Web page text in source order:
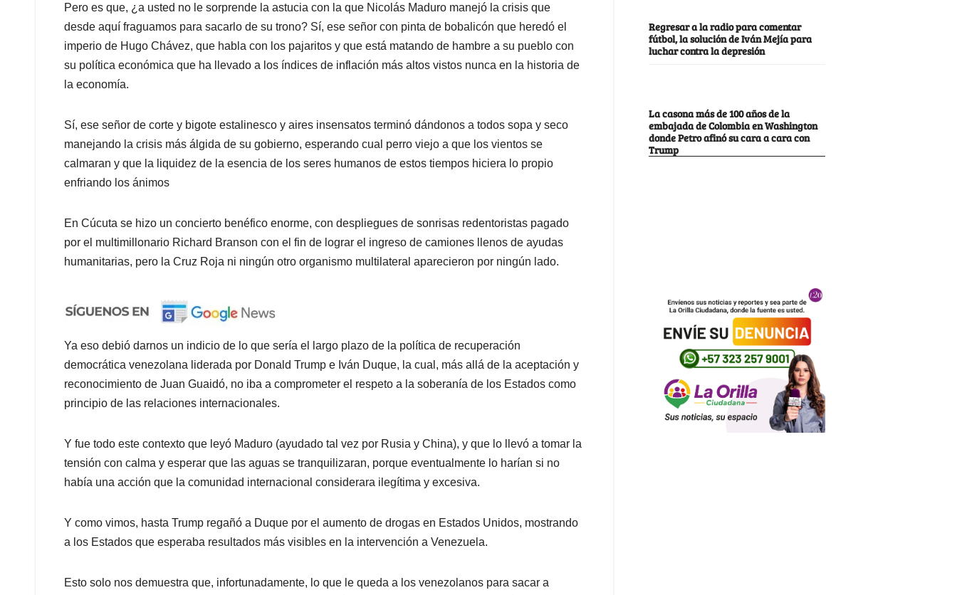
Pero es que, ¿a usted no le sorprende la astucia con la que Nicolás Maduro manejó la crisis que
desde aquí fraguamos para sacarlo de su trono? Sí, ese señor con pinta de bobalicón que heredó el
imperio de Hugo Chávez, que habla con los pajaritos y que está matando de hambre a su pueblo con
su política económica que ha llevado a los índices de inflación más altos vistos nunca en la historia de
la economía.
Sí, ese señor de corte y bigote estalinesco y aires insensatos terminó dándonos a todos sopa y seco
manejando la crisis más álgida de su gobierno, esperando cual perro viejo a que los vientos se
calmaran y que la liquidez de la esencia de los seres humanos de estos tiempos hiciera lo propio
enfriando los ánimos
En Cúcuta se hizo un concierto benéfico enorme, con despliegues de sonrisas redentoristas pagado
por el multimillonario Richard Branson con el fin de lograr el ingreso de camiones llenos de ayudas
humanitarias, pero la Cruz Roja ni ningún otro organismo multilateral aparecieron por ningún lado.
Ya eso debió darnos un indicio de lo que sería el largo plazo de la política de recuperación
democrática venezolana liderada por Donald Trump e Iván Duque, la cual, más allá de la aceptación y
reconocimiento de Juan Guaidó, no iba a comprometer el respeto a la soberanía de los Estados como
principio de las relaciones internacionales.
Y fue todo este contexto que leyó Maduro (ayudado tal vez por Rusia y China), y que lo llevó a tomar la
tensión con calma y esperar que las aguas se tranquilizaran, porque eventualmente lo harían si no
había una acción que la comunidad internacional considerara ilegítima y excesiva.
Y como vimos, hasta Trump regañó a Duque por el aumento de drogas en Estados Unidos, mostrando
a los Estados que esperaba resultados más visibles en la intervención a Venezuela.
Esto solo nos demuestra que, infortunadamente, lo que le queda a los venezolanos para sacar a
Regresar a la radio para comentar
fútbol, la solución de Iván Mejía para
luchar contra la depresión
La casona más de 100 años de la
embajada de Colombia en Washington
donde Petro afinó su cara a cara con
Trump